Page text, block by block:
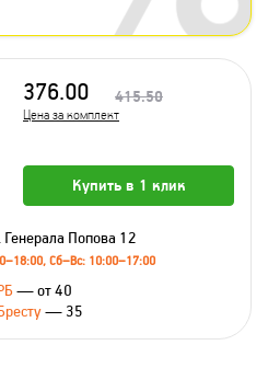
376.00 415.50
Цена за комплект
Купить в 1 клик
Генерала Попова 12
Сб–Вс: 10:00–17:00
— от 40
— 35